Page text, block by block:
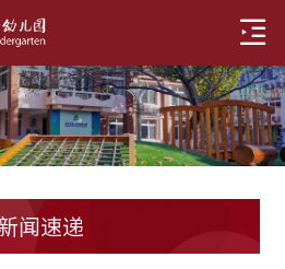
闻速递